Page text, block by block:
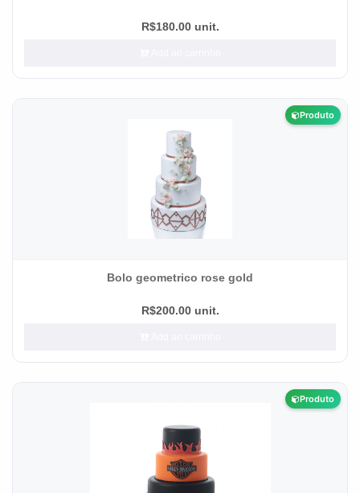
R$180.00 unit.
Produto
Bolo geometrico rose gold
R$200.00 unit.
Produto